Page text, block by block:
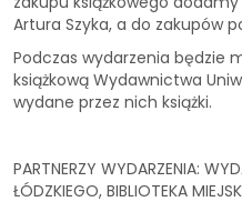
Artura Szyka, a do zakupów
Podczas wydarzenia będzie
książkową Wydawnictwa
wydane przez nich książki.
PARTNERZY WYDARZENIA:
ŁÓDZKIEGO, BIBLIOTEKA